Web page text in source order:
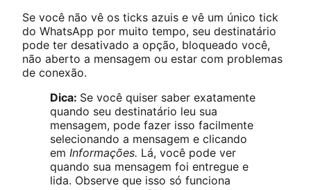
Se você não vê os ticks azuis e vê um único tick
do WhatsApp por muito tempo, seu destinatário
pode ter desativado a opção, bloqueado você,
não aberto a mensagem ou estar com problemas
de conexão.
Dica: Se você quiser saber exatamente
quando seu destinatário leu sua
mensagem, pode fazer isso facilmente
selecionando a mensagem e clicando
em Informações. Lá, você pode ver
quando sua mensagem foi entregue e
lida. Observe que isso só funciona